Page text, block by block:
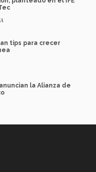
tips para crecer
la Alianza de